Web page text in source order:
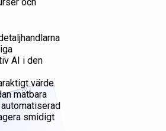
och
AI i den
värde.
mätbara
smidigt